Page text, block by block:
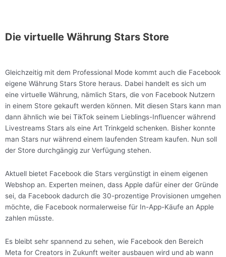
Die virtuelle Währung Stars Store
Gleichzeitig mit dem Professional Mode kommt auch die Facebook
eigene Währung Stars Store heraus. Dabei handelt es sich um
eine virtuelle Währung, nämlich Stars, die von Facebook Nutzern
in einem Store gekauft werden können. Mit diesen Stars kann man
dann ähnlich wie bei TikTok seinem Lieblings-Influencer während
Livestreams Stars als eine Art Trinkgeld schenken. Bisher konnte
man Stars nur während einem laufenden Stream kaufen. Nun soll
der Store durchgängig zur Verfügung stehen.
Aktuell bietet Facebook die Stars vergünstigt in einem eigenen
Webshop an. Experten meinen, dass Apple dafür einer der Gründe
sei, da Facebook dadurch die 30-prozentige Provisionen umgehen
möchte, die Facebook normalerweise für In-App-Käufe an Apple
zahlen müsste.
Es bleibt sehr spannend zu sehen, wie Facebook den Bereich
Meta for Creators in Zukunft weiter ausbauen wird und ab wann